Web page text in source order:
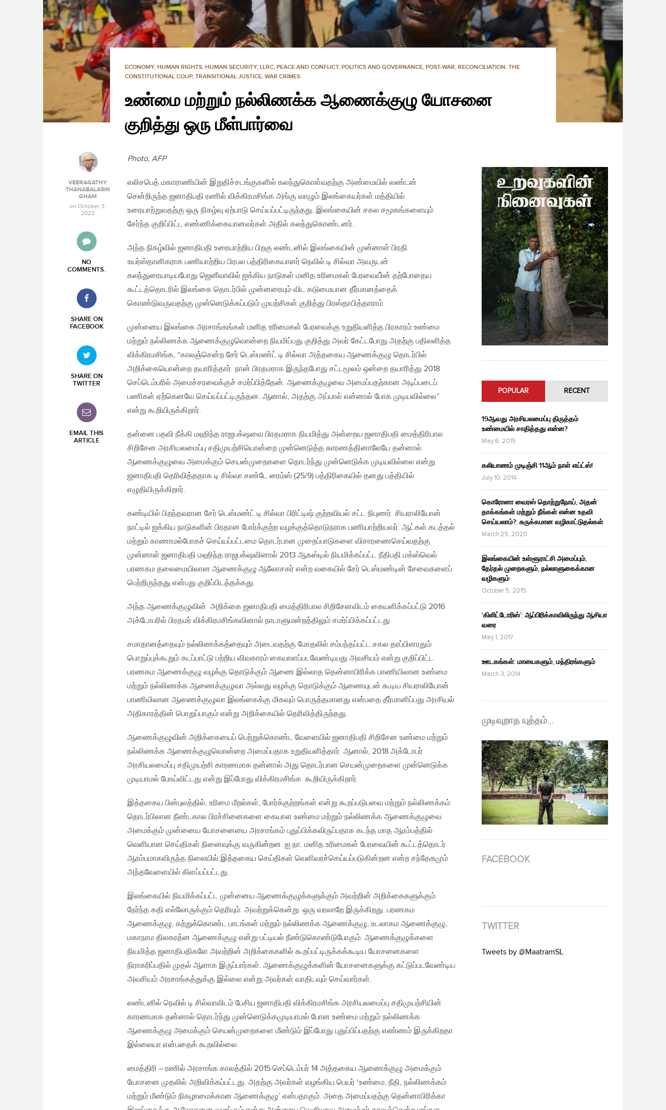
ECONOMY, HUMAN RIGHTS, HUMAN SECURITY, LLRC, PEACE AND CONFLICT, POLITICS AND GOVERNANCE, POST-WAR, RECONCILIATION, THE
CONSTITUTIONAL COUP, TRANSITIONAL JUSTICE, WAR CRIMES
உண்மை மற்றும் நல்லிணக்க ஆணைக்குழு யோசனை
குறித்து ஒரு மீள்பார்வை
VEERAGATHY
THANABALASIN
GHAM
on October 3,
2022
NO
COMMENTS.
SHARE ON
FACEBOOK
SHARE ON
TWITTER
EMAIL THIS
ARTICLE
Photo, AFP
எலிசபெத் மகாராணியின் இறுதிச்சடங்குகளில் கலந்துகொள்வதற்கு அண்மையில் லண்டன்
சென்றிருந்த ஜனாதிபதி ரணில் விக்கிரமசிங்க அங்கு வாழும் இலங்கையர்கள் மத்தியில்
உரையாற்றுவதற்கு ஒரு நிகழ்வு ஏற்பாடு செய்யப்பட்டிருந்தது. இலங்கையின் சகல சமூகங்களையும்
சேர்ந்த குறிப்பிட்ட எண்ணிக்கையானவர்கள் அதில் கலந்துகொண்டனர்.
அந்த நிகழ்வில் ஜனாதிபதி உரையாற்றிய பிறகு லண்டனில் இலங்கையின் முன்னாள் பிரதி
உயர்ஸ்தானிகராக பணியாற்றிய பிரபல பத்திரிகையாளர் நெவில் டி சில்வா அவருடன்
கலந்துரையாடியபோது ஜெனீவாவில் ஐக்கிய நாடுகள் மனித உரிமைகள் பேரவையி்ன் தற்போதைய
கூட்டத்தொடரில் இலங்கை தொடர்பில் முன்னரையும் விட கடுமையான தீர்மானத்தைக்
கொண்டுவருவதற்கு முன்னெடுக்கப்படும் முயற்சிகள் குறித்து பிரஸ்தாபித்தாராம்.
முன்னைய இலங்கை அரசாங்கங்கள் மனித உரிமைகள் பேரவைக்கு உறுதியளித்த பிரகாரம் உண்மை
மற்றும் நல்லிணக்க ஆணைக்குழுவொன்றை நியமிப்பது குறித்து அவர் கேட்டபோது அதற்கு பதிலளித்த
விக்கிரமசிங்க, “காலஞ்சென்ற சேர் டெஸ்மண்ட் டி சில்வா அத்தகைய ஆணைக்குழு தொடர்பில்
அறிக்கையொன்றை தயாரித்தார். நான் பிரதமராக இருந்தபோது சட்டமூலம் ஒன்றை தயாரித்து 2018
செப்டெம்பரில் அமைச்சரவைக்குச் சமர்ப்பித்தேன். ஆணைக்குழுவை அமைப்பதற்கான அடிப்படைப்
பணிகள் ஏற்கெனவே செய்யப்பட்டிருந்தன. ஆனால், அதற்கு அப்பால் என்னால் போக முடியவில்லை”
என்று கூறியிருக்கிறார்.
தன்னை பதவி நீக்கி மஹிந்த ராஜபக்‌ஷவை பிரதமராக நியமித்து அன்றைய ஜனாதிபதி மைத்திரிபால
சிறிசேன அரசியலமைப்பு சதிமுயற்சியொன்றை முன்னெடுத்த காரணத்தினாலேயே தன்னால்
ஆணைக்குழுவை அமைக்கும் செயன்முறைகளை தொடர்ந்து முன்னெடுக்க முடியவில்லை என்று
ஜனாதிபதி தெரிவித்ததாக டி சில்வா சண்டே ரைம்ஸ் (25/9) பத்திரிகையில் தனது பத்தியில்
எழுதியிருக்கிறார்.
கண்டியில் பிறந்தவரான சேர் டெஸ்மண்ட் டி சில்வா பிரிட்டிஷ் குற்றவியல் சட்ட நிபுணர். சியராலியோன்
நாட்டில் ஐக்கிய நாடுகளின் பிரதான போர்க்குற்ற வழக்குத்தொடுநராக பணியாற்றியவர். ஆட்கள் கடத்தல்
மற்றும் காணாமல்போகச் செய்யப்பட்டமை தொடர்பான முறைப்பாடுகளை விசாரணைசெய்வதற்கு
முன்னாள் ஜனாதிபதி மஹிந்த ராஜபக்‌ஷவினால் 2013 ஆகஸ்டில் நியமிக்கப்பட்ட நீதிபதி மக்ஸ்வெல்
பரணகம தலைமையிலான ஆணைக்குழு ஆலோசகர் என்ற வகையில் சேர் டெஸ்மண்டின் சேவைகளைப்
பெற்றிருந்தது என்பது குறிப்பிடத்தக்கது.
அந்த ஆணைக்குழுவின் அறிக்கை ஜனாதிபதி மைத்திரிபால சிறிசேனவிடம் கையளிக்கப்பட்டு 2016
அக்டோபரில் பிரதமர் விக்கிரமசிங்கவினால் நாடாளுமன்றத்திலும் சமர்ப்பிக்கப்பட்டது.
சமாதானத்தையும் நல்லிணக்கத்தையும் அடைவதற்கு மோதலில் சம்பந்தப்பட்ட சகல தரப்பினரதும்
பொறுப்புக்கூறும் கடப்பாட்டு பற்றிய விவகாரம் கையாளப்படவேண்டியது அவசியம் என்று குறிப்பிட்ட
பரணகம ஆணைக்குழு வழக்கு தொடுக்கும் ஆணை இல்லாத தென்னாபிரிக்க பாணியிலான உண்மை
மற்றும் நல்லிணக்க ஆணைக்குழுவா அல்லது வழக்கு தொடுக்கும் ஆணையுடன் கூடிய சியராலியோன்
பாணியிலான ஆணைக்குழுவா இலங்கைக்கு மிகவும் பொருத்தமானது என்பதை தீர்மானிப்பது அரசியல்
அதிகாரத்தின் பொறுப்பாகும் என்று அறிக்கையில் தெரிவித்திருந்தது.
ஆணைக்குழுவின் அறிக்கையைப் பெற்றுக்கொண்ட வேளையில் ஜனாதிபதி சிறிசேன உண்மை மற்றும்
நல்லிணக்க ஆணைக்குழுவொன்றை அமைப்பதாக உறுதியளித்தார். ஆனால், 2018 அக்டோபர்
அரசியலமைப்பு சதிமுயற்சி காரணமாக தன்னால் அது தொடர்பான செயன்முறைகளை முன்னெடுக்க
முடியாமல் போய்விட்டது என்று இப்போது விக்கிரமசிங்க கூறியிருக்கிறார்.
இத்தகைய பின்புலத்தில், உரிமை மீறல்கள், போர்க்குற்றங்கள் என்று கூறப்படுபவை மற்றும் நல்லிணக்கம்
தொடர்பிலான நீண்டகால பிரச்சினைகளை கையாள உண்மை மற்றும் நல்லிணக்க ஆணைக்குழுவை
அமைக்கும் முன்னைய யோசனையை அரசாங்கம் புதுப்பிக்கவிருப்பதாக கடந்த மாத ஆரம்பத்தில்
வெளியான செய்திகள் நினைவுக்கு வருகின்றன. ஐ.நா. மனித உரிமைகள் பேரவையின் கூட்டத்தொடர்
ஆரம்பமாகவிருந்த நிலையில் இத்தகைய செய்திகள் வெளிவரச்செய்யப்படுகின்றன என்ற சந்தேகமும்
அந்தவேளையில் கிளப்பப்பட்டது.
இலங்கையில் நியமிக்கப்பட்ட முன்னைய ஆணைக்குழுக்களுக்கும் அவற்றின் அறிக்கைகளுக்கும்
நேர்ந்த கதி எல்லோருக்கும் தெரியும். அவற்றுக்கென்று ஒரு வரலாறே இருக்கிறது. பரணகம
ஆணைக்குழு, கற்றுக்கொண்ட பாடங்கள் மற்றும் நல்லிணக்க ஆணைக்குழு, உடலாகம ஆணைக்குழு,
மகாநாம திலகரத்ன ஆணைக்குழு என்று பட்டியல் நீண்டுகொண்டுபோகும். ஆணைக்குழுக்களை
நியமித்த ஜனாதிபதிகளே அவற்றின் அறிக்கைகளில் கூறப்பட்டிருக்கக்கூடிய யோசனைகளை
நிராகரிப்பதில் முதல் ஆளாக இருப்பார்கள். ஆணைக்குழுக்களின் யோசனைகளுக்கு கட்டுப்படவேண்டிய
அவசியம் அரசாங்கத்துக்கு இல்லை என்று அவர்கள் வாதிடவும் செய்வார்கள்.
லண்டனில் நெவில் டி சில்வாவிடம் பேசிய ஜனாதிபதி விக்கிரமசிங்க அரசியலமைப்பு சதிமுயற்சியின்
காரணமாக தன்னால் தொடர்ந்து முன்னெடுக்கமுடியாமல் போன உண்மை மற்றும் நல்லிணக்க
ஆணைக்குழு அமைக்கும் செயன்முறைகளை மீண்டும் இப்போது புதுப்பிப்பதற்கு எண்ணம் இருக்கிறதா
இல்லையா என்பதைக் கூறவில்லை.
மைத்திரி – ரணில் அரசாங்க காலத்தில் 2015 செப்டெம்பர் 14 அத்தகைய ஆணைக்குழு அமைக்கும்
யோசனை முதலில் அறிவிக்கப்பட்டது. அதற்கு அவர்கள் வழங்கிய பெயர் ‘உண்மை, நீதி, நல்லிணக்கம்
மற்றும் மீண்டும் நிகழாமைக்கான ஆணைக்குழு’ என்பதாகும். அதை அமைப்பதற்கு தென்னாபிரிக்கா
POPULAR RECENT
19ஆவது அரசியலமைப்பு திருத்தம்
உண்மையில் சாதித்தது என்ன?
May 6, 2015
கலியாணம் முடிஞ்சி 11ஆம் நாள் எய்ட்ஸ்!
July 10, 2014
கொரோனா வைரஸ் தொற்றுநோய், அதன்
தாக்கங்கள் மற்றும் நீங்கள் என்ன உதவி
செய்யலாம்?: சுருக்கமான வழிகாட்டுதல்கள்
March 25, 2020
இலங்கையின் உள்ளூராட்சி அமைப்பும்,
தேர்தல் முறைகளும், நல்லாளுகைக்கான
வழிகளும்
October 5, 2015
‘கிளிட்டோரிஸ்’: ஆப்பிரிக்காவிலிருந்து ஆசியா
வரை
May 1, 2017
ஊடகங்கள்: மாயைகளும், மந்திரங்களும்
March 3, 2014
முடிவுறாத யுத்தம்…
FACEBOOK
TWITTER
Tweets by @MaatramSL